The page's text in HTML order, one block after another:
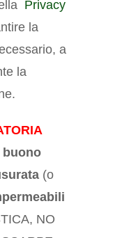
Privacy
la
a
la
buono
(o
NO